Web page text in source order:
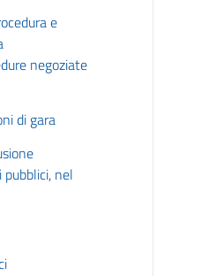
e
negoziate
di gara
nel